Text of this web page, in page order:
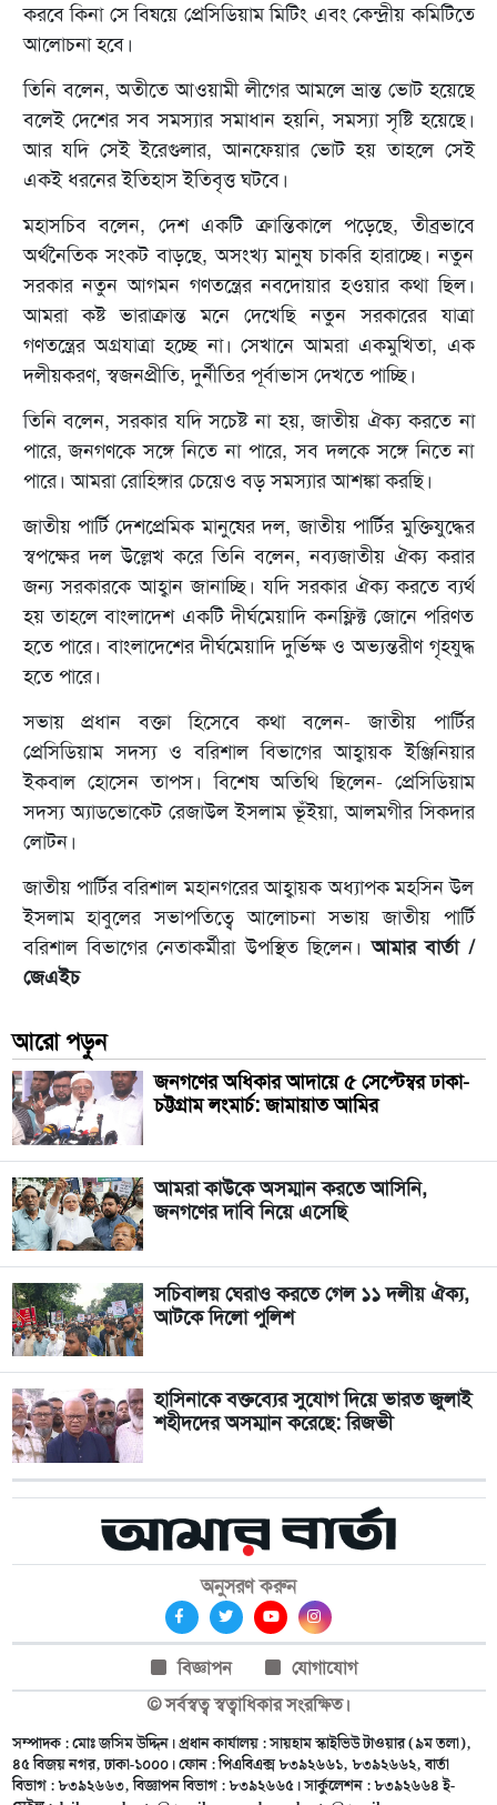
করবে কিনা সে বিষয়ে প্রেসিডিয়াম মিটিং এবং কেন্দ্রীয় কমিটিতে
আলোচনা হবে।
তিনি বলেন, অতীতে আওয়ামী লীগের আমলে ভ্রান্ত ভোট হয়েছে
বলেই দেশের সব সমস্যার সমাধান হয়নি, সমস্যা সৃষ্টি হয়েছে।
আর যদি সেই ইরেগুলার, আনফেয়ার ভোট হয় তাহলে সেই
একই ধরনের ইতিহাস ইতিবৃত্ত ঘটবে।
মহাসচিব বলেন, দেশ একটি ক্রান্তিকালে পড়েছে, তীব্রভাবে
অর্থনৈতিক সংকট বাড়ছে, অসংখ্য মানুষ চাকরি হারাচ্ছে। নতুন
সরকার নতুন আগমন গণতন্ত্রের নবদোয়ার হওয়ার কথা ছিল।
আমরা কষ্ট ভারাক্রান্ত মনে দেখেছি নতুন সরকারের যাত্রা
গণতন্ত্রের অগ্রযাত্রা হচ্ছে না। সেখানে আমরা একমুখিতা, এক
দলীয়করণ, স্বজনপ্রীতি, দুর্নীতির পূর্বাভাস দেখতে পাচ্ছি।
তিনি বলেন, সরকার যদি সচেষ্ট না হয়, জাতীয় ঐক্য করতে না
পারে, জনগণকে সঙ্গে নিতে না পারে, সব দলকে সঙ্গে নিতে না
পারে। আমরা রোহিঙ্গার চেয়েও বড় সমস্যার আশঙ্কা করছি।
জাতীয় পার্টি দেশপ্রেমিক মানুষের দল, জাতীয় পার্টির মুক্তিযুদ্ধের
স্বপক্ষের দল উল্লেখ করে তিনি বলেন, নব্যজাতীয় ঐক্য করার
জন্য সরকারকে আহ্বান জানাচ্ছি। যদি সরকার ঐক্য করতে ব্যর্থ
হয় তাহলে বাংলাদেশ একটি দীর্ঘমেয়াদি কনফ্লিক্ট জোনে পরিণত
হতে পারে। বাংলাদেশের দীর্ঘমেয়াদি দুর্ভিক্ষ ও অভ্যন্তরীণ গৃহযুদ্ধ
হতে পারে।
সভায় প্রধান বক্তা হিসেবে কথা বলেন- জাতীয় পার্টির
প্রেসিডিয়াম সদস্য ও বরিশাল বিভাগের আহ্বায়ক ইঞ্জিনিয়ার
ইকবাল হোসেন তাপস। বিশেষ অতিথি ছিলেন- প্রেসিডিয়াম
সদস্য অ্যাডভোকেট রেজাউল ইসলাম ভূঁইয়া, আলমগীর সিকদার
লোটন।
জাতীয় পার্টির বরিশাল মহানগরের আহ্বায়ক অধ্যাপক মহসিন উল
ইসলাম হাবুলের সভাপতিত্বে আলোচনা সভায় জাতীয় পার্টি
বরিশাল বিভাগের নেতাকর্মীরা উপস্থিত ছিলেন।আমার বার্তা /
জেএইচ
আরো পড়ুন
জনগণের অধিকার আদায়ে ৫ সেপ্টেম্বর ঢাকা-
চট্টগ্রাম লংমার্চ: জামায়াত আমির
আমরা কাউকে অসম্মান করতে আসিনি,
জনগণের দাবি নিয়ে এসেছি
সচিবালয় ঘেরাও করতে গেল ১১ দলীয় ঐক্য,
আটকে দিলো পুলিশ
হাসিনাকে বক্তব্যের সুযোগ দিয়ে ভারত জুলাই
শহীদদের অসম্মান করেছে: রিজভী
অনুসরণ করুন
বিজ্ঞাপন
যোগাযোগ
© সর্বস্বত্ব স্বত্বাধিকার সংরক্ষিত।
সম্পাদক : মোঃ জসিম উদ্দিন। প্রধান কার্যালয় : সায়হাম স্কাইভিউ টাওয়ার (৯ম তলা),
৪৫ বিজয় নগর, ঢাকা-১০০০। ফোন : পিএবিএক্স ৮৩৯২৬৬১, ৮৩৯২৬৬২, বার্তা
বিভাগ : ৮৩৯২৬৬৩, বিজ্ঞাপন বিভাগ : ৮৩৯২৬৬৫। সার্কুলেশন : ৮৩৯২৬৬৪ ই-